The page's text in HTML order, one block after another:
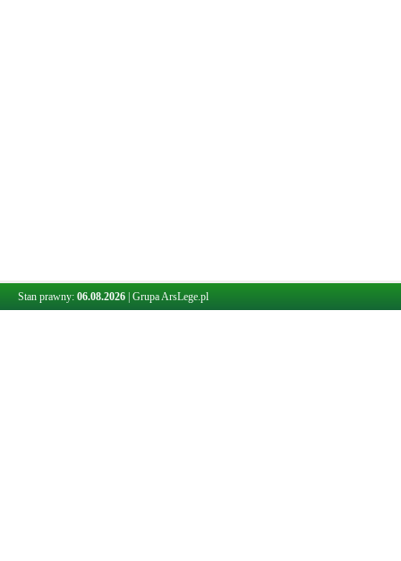
Stan prawny: 06.08.2026 Grupa ArsLege.pl